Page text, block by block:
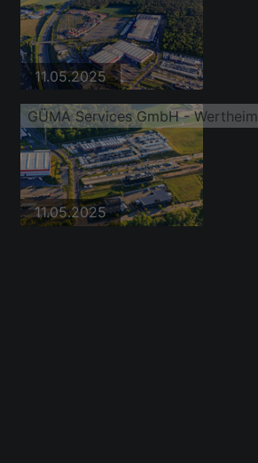
11.05.2025
GÜMA Services GmbH - Wertheim
11.05.2025